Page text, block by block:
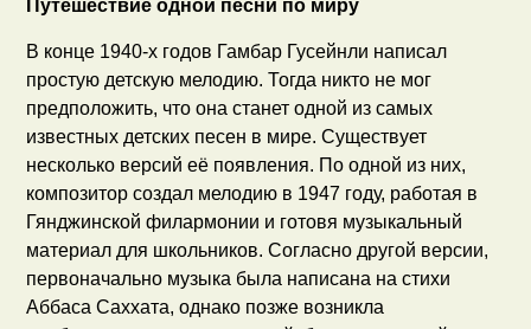
Путешествие одной песни по миру
В конце 1940-х годов Гамбар Гусейнли написал
простую детскую мелодию. Тогда никто не мог
предположить, что она станет одной из самых
известных детских песен в мире. Существует
несколько версий её появления. По одной из них,
композитор создал мелодию в 1947 году, работая в
Гянджинской филармонии и готовя музыкальный
материал для школьников. Согласно другой версии,
первоначально музыка была написана на стихи
Аббаса Саххата, однако позже возникла